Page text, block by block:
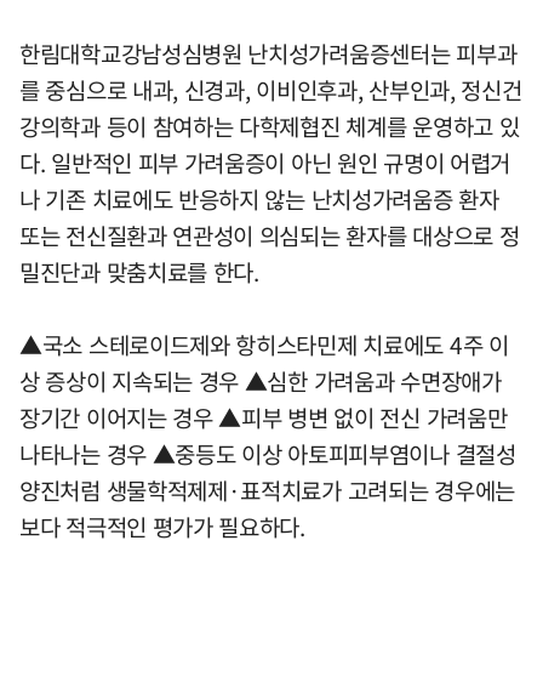
한림대학교강남성심병원 난치성가려움증센터는 피부과
를 중심으로 내과, 신경과, 이비인후과, 산부인과, 정신건
강의학과 등이 참여하는 다학제협진 체계를 운영하고 있
다. 일반적인 피부 가려움증이 아닌 원인 규명이 어렵거
나 기존 치료에도 반응하지 않는 난치성가려움증 환자
또는 전신질환과 연관성이 의심되는 환자를 대상으로 정
밀진단과 맞춤치료를 한다.
▲국소 스테로이드제와 항히스타민제 치료에도 4주 이
상 증상이 지속되는 경우 ▲심한 가려움과 수면장애가
장기간 이어지는 경우 ▲피부 병변 없이 전신 가려움만
나타나는 경우 ▲중등도 이상 아토피피부염이나 결절성
양진처럼 생물학적제제·표적치료가 고려되는 경우에는
보다 적극적인 평가가 필요하다.